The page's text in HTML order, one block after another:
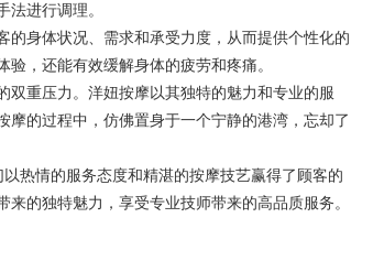
进行调理。
身体状况、需求和承受力度，从而提供个性化的
，还能有效缓解身体的疲劳和疼痛。
双重压力。洋妞按摩以其独特的魅力和专业的服
的过程中，仿佛置身于一个宁静的港湾，忘却了
热情的服务态度和精湛的按摩技艺赢得了顾客的
的独特魅力，享受专业技师带来的高品质服务。